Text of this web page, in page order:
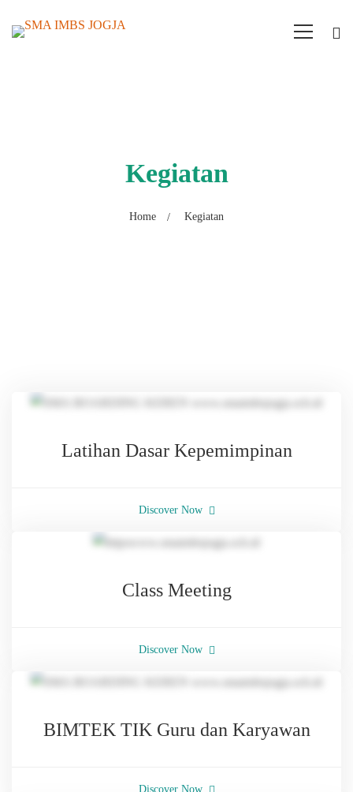
Kegiatan
Home Kegiatan
Kegiatan
Latihan Dasar Kepemimpinan
Discover Now
Class Meeting
Discover Now
BIMTEK TIK Guru dan Karyawan
Discover Now